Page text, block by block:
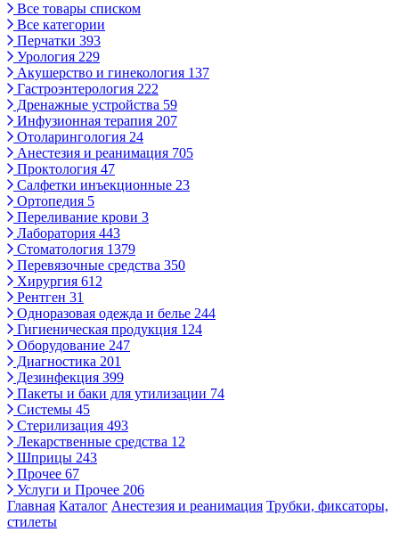
Все товары списком
Все категории
Перчатки 393
Урология 229
Акушерство и гинекология 137
Гастроэнтерология 222
Дренажные устройства 59
Инфузионная терапия 207
Отоларингология 24
Анестезия и реанимация 705
Проктология 47
Салфетки инъекционные 23
Ортопедия 5
Переливание крови 3
Лаборатория 443
Стоматология 1379
Перевязочные средства 350
Хирургия 612
Рентген 31
Одноразовая одежда и белье 244
Гигиеническая продукция 124
Оборудование 247
Диагностика 201
Дезинфекция 399
Пакеты и баки для утилизации 74
Системы 45
Стерилизация 493
Лекарственные средства 12
Шприцы 243
Прочее 67
Услуги и Прочее 206
Главная Каталог Анестезия и реанимация Трубки, фиксаторы,
стилеты